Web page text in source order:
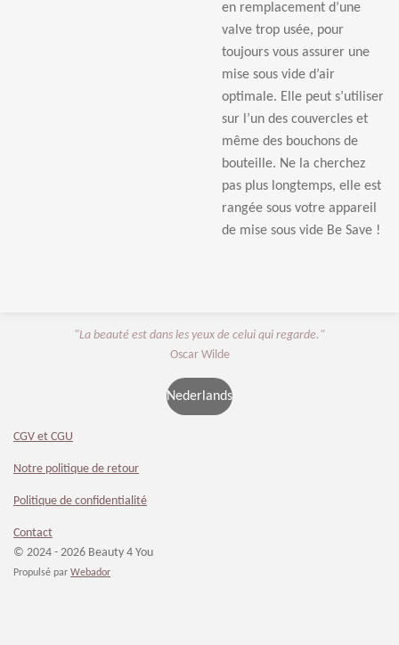
en remplacement d’une
valve trop usée, pour
toujours vous assurer une
mise sous vide d’air
optimale. Elle peut s’utiliser
sur l’un des couvercles et
même des bouchons de
bouteille. Ne la cherchez
pas plus longtemps, elle est
rangée sous votre appareil
de mise sous vide Be Save !
"La beauté est dans les yeux de celui qui regarde."
Oscar Wilde
Nederlands
CGV et CGU
Notre politique de retour
Politique de confidentialité
Contact
© 2024 - 2026 Beauty 4 You
Propulsé par Webador